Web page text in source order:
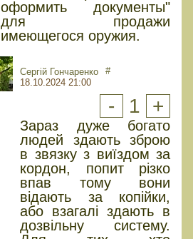
оформить документы"
для продажи
имеющегося оружия.
Сергій Гончаренко
18.10.2024 21:00
#
- 1 +
Зараз дуже богато
людей здають зброю
в звязку з виїздом за
кордон, попит різко
впав тому вони
відають за копійки,
або взагалі здають в
дозвільну систему.